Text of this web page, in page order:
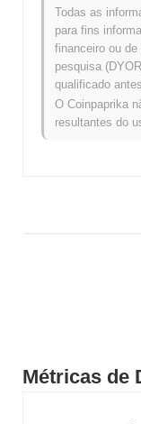
Métricas de
Nas últimas 24
Coin está em€0.00
Qual é o
Truck Coin?
Máxima Histórica
Mínima Histórica
Todas as
para fins
financeiro ou
pesquisa
qualificado
O Coinpaprika
resultantes do